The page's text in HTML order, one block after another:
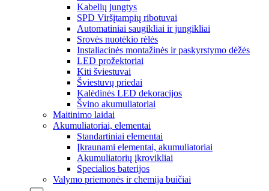
Kabelių jungtys
SPD Viršįtampių ribotuvai
Automatiniai saugikliai ir jungikliai
Srovės nuotėkio rėlės
Instaliacinės montažinės ir paskyrstymo dėžės
LED prožektoriai
Kiti šviestuvai
Šviestuvų priedai
Kalėdinės LED dekoracijos
Švino akumuliatoriai
Maitinimo laidai
Akumuliatoriai, elementai
Standartiniai elementai
Įkraunami elementai, akumuliatoriai
Akumuliatorių įkrovikliai
Specialios baterijos
Valymo priemonės ir chemija buičiai